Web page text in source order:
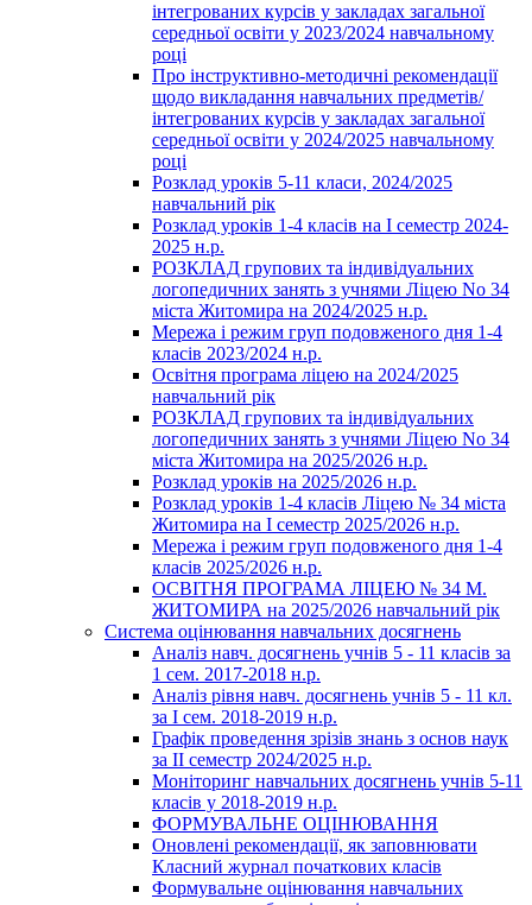
інтегрованих курсів у закладах загальної
середньої освіти у 2023/2024 навчальному
році
Про інструктивно-методичні рекомендації
щодо викладання навчальних предметів/
інтегрованих курсів у закладах загальної
середньої освіти у 2024/2025 навчальному
році
Розклад уроків 5-11 класи, 2024/2025
навчальний рік
Розклад уроків 1-4 класів на І семестр 2024-
2025 н.р.
РОЗКЛАД групових та індивідуальних
логопедичних занять з учнями Ліцею No 34
міста Житомира на 2024/2025 н.р.
Мережа і режим груп подовженого дня 1-4
класів 2023/2024 н.р.
Освітня програма ліцею на 2024/2025
навчальний рік
РОЗКЛАД групових та індивідуальних
логопедичних занять з учнями Ліцею No 34
міста Житомира на 2025/2026 н.р.
Розклад уроків на 2025/2026 н.р.
Розклад уроків 1-4 класів Ліцею № 34 міста
Житомира на І семестр 2025/2026 н.р.
Мережа і режим груп подовженого дня 1-4
класів 2025/2026 н.р.
ОСВІТНЯ ПРОГРАМА ЛІЦЕЮ № 34 М.
ЖИТОМИРА на 2025/2026 навчальний рік
Система оцінювання навчальних досягнень
Аналіз навч. досягнень учнів 5 - 11 класів за
1 сем. 2017-2018 н.р.
Аналіз рівня навч. досягнень учнів 5 - 11 кл.
за І сем. 2018-2019 н.р.
Графік проведення зрізів знань з основ наук
за ІІ семестр 2024/2025 н.р.
Моніторинг навчальних досягнень учнів 5-11
класів у 2018-2019 н.р.
ФОРМУВАЛЬНЕ ОЦІНЮВАННЯ
Оновлені рекомендації, як заповнювати
Класний журнал початкових класів
Формувальне оцінювання навчальних